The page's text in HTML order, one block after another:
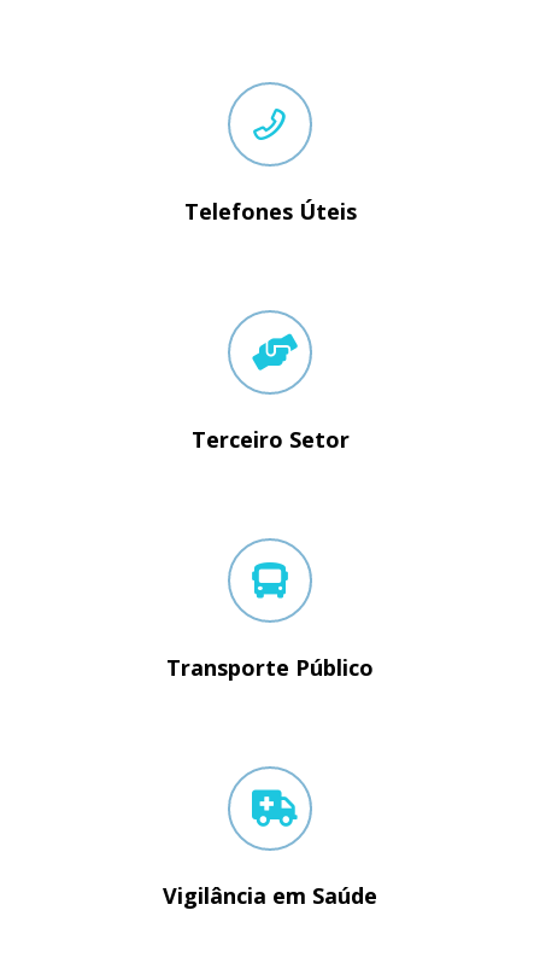
Telefones Úteis
Terceiro Setor
Transporte Público
Vigilância em Saúde